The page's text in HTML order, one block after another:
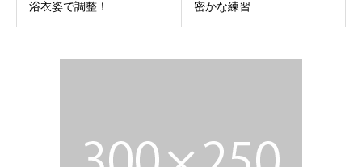
浴衣姿で調整！ 密かな練習